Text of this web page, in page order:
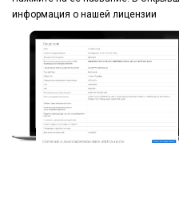
информация о нашей лицензии